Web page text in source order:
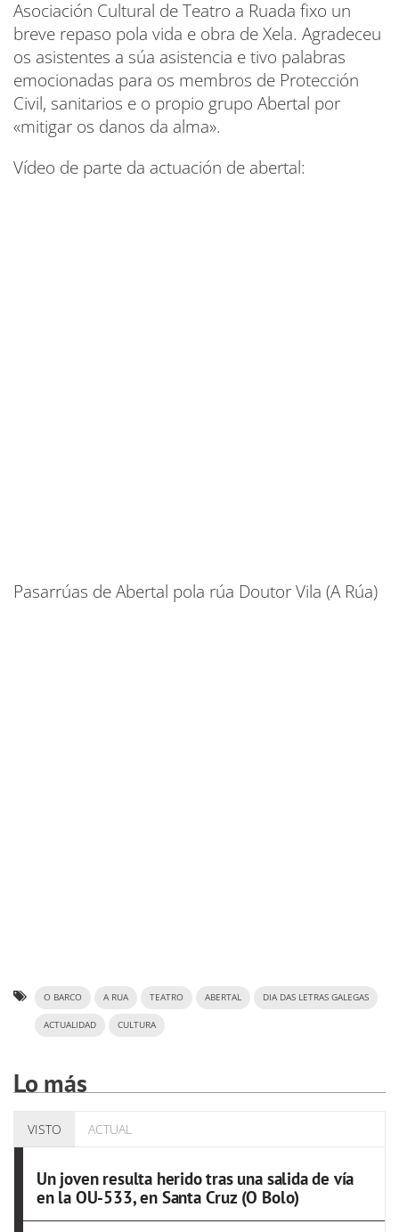
Asociación Cultural de Teatro a Ruada fixo un
breve repaso pola vida e obra de Xela. Agradeceu
os asistentes a súa asistencia e tivo palabras
emocionadas para os membros de Protección
Civil, sanitarios e o propio grupo Abertal por
«mitigar os danos da alma».
Vídeo de parte da actuación de abertal:
Pasarrúas de Abertal pola rúa Doutor Vila (A Rúa)
O BARCO A RUA TEATRO ABERTAL DIA DAS LETRAS GALEGAS
ACTUALIDAD CULTURA
Lo más
VISTO ACTUAL
Un joven resulta herido tras una salida de vía
en la OU-533, en Santa Cruz (O Bolo)